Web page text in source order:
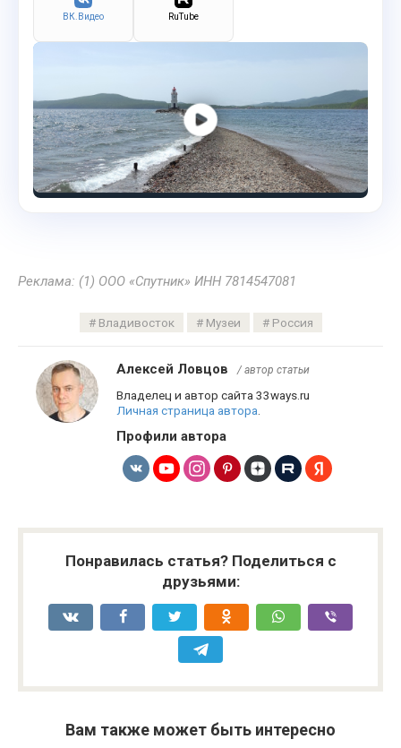
ВК.Видео RuTube
Реклама: (1) ООО «Спутник» ИНН 7814547081
Владивосток Музеи Россия
Алексей Ловцов / автор статьи
Владелец и автор сайта 33ways.ru
Личная страница автора
Профили автора
Понравилась статья? Поделиться с
друзьями:
Вам также может быть интересно